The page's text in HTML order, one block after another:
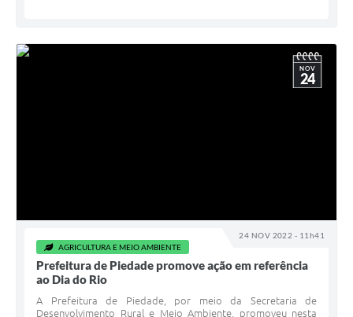
24 NOV 2022 - 11h41
NOV
24
AGRICULTURA E MEIO AMBIENTE
Prefeitura de Piedade promove ação em referência
ao Dia do Rio
A Prefeitura de Piedade, por meio da Secretaria de
Desenvolvimento Rural e Meio Ambiente, promoveu nesta